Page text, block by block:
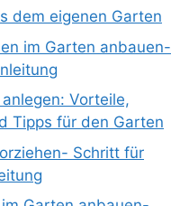
dem eigenen Garten
im Garten anbauen-
Vorteile,
Tipps für den Garten
Schritt für